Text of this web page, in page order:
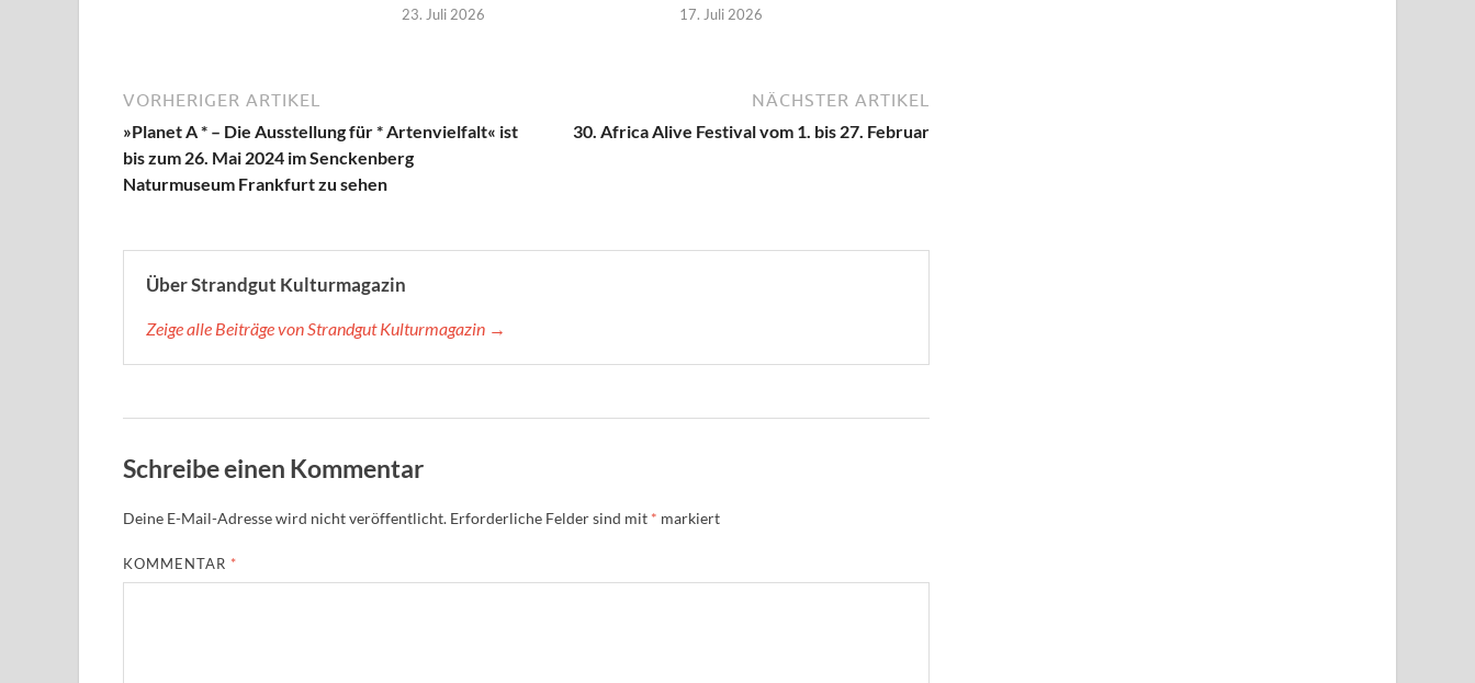
23. Juli 2026 17. Juli 2026
VORHERIGER ARTIKEL
»Planet A * – Die Ausstellung für * Artenvielfalt« ist
bis zum 26. Mai 2024 im Senckenberg
Naturmuseum Frankfurt zu sehen
NÄCHSTER ARTIKEL
30. Africa Alive Festival vom 1. bis 27. Februar
Über Strandgut Kulturmagazin
Zeige alle Beiträge von Strandgut Kulturmagazin →
Schreibe einen Kommentar
Deine E-Mail-Adresse wird nicht veröffentlicht. Erforderliche Felder sind mit * markiert
KOMMENTAR *